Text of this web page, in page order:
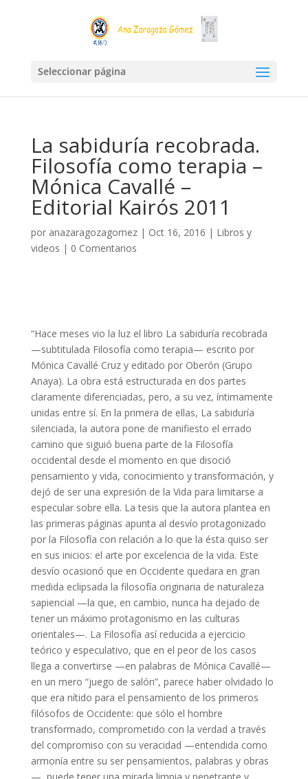
Seleccionar página
La sabiduría recobrada.
Filosofía como terapia –
Mónica Cavallé –
Editorial Kairós 2011
por anazaragozagomez| Oct 16, 2016 | Libros y
videos | 0 Comentarios
“Hace meses vio la luz el libro La sabiduría recobrada
—subtitulada Filosofía como terapia— escrito por
Mónica Cavallé Cruz y editado por Oberón (Grupo
Anaya). La obra está estructurada en dos partes
claramente diferenciadas, pero, a su vez, íntimamente
unidas entre sí. En la primera de ellas, La sabiduría
silenciada, la autora pone de manifiesto el errado
camino que siguió buena parte de la Filosofía
occidental desde el momento en que disoció
pensamiento y vida, conocimiento y transformación, y
dejó de ser una expresión de la Vida para limitarse a
especular sobre ella. La tesis que la autora plantea en
las primeras páginas apunta al desvío protagonizado
por la Filosofía con relación a lo que la ésta quiso ser
en sus inicios: el arte por excelencia de la vida. Este
desvío ocasionó que en Occidente quedara en gran
medida eclipsada la filosofía originaria de naturaleza
sapiencial —la que, en cambio, nunca ha dejado de
tener un máximo protagonismo en las culturas
orientales—. La Filosofía así reducida a ejercicio
teórico y especulativo, que en el peor de los casos
llega a convertirse —en palabras de Mónica Cavallé—
en un mero “juego de salón”, parece haber olvidado lo
que era nítido para el pensamiento de los primeros
filósofos de Occidente: que sólo el hombre
transformado, comprometido con la verdad a través
del compromiso con su veracidad —entendida como
armonía entre su ser pensamientos, palabras y obras